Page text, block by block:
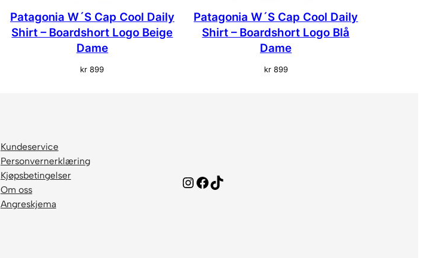
Patagonia W´S Cap Cool Daily
Shirt – Boardshort Logo Beige
Dame
kr 899
Patagonia W´S Cap Cool Daily
Shirt – Boardshort Logo Blå
Dame
kr899
Kundeservice
Personvernerklæring
Kjøpsbetingelser
Om oss
Angreskjema
InstagramFacebook TikTok